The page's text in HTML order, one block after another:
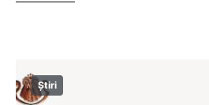
Știri